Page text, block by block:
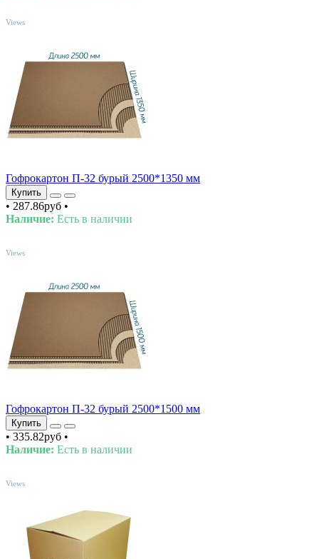
Views
Гофрокартон П-32 бурый 2500*1350 мм
Купить
• 287.86руб •
Наличие: Есть в наличии
Views
Гофрокартон П-32 бурый 2500*1500 мм
Купить
• 335.82руб •
Наличие: Есть в наличии
Views